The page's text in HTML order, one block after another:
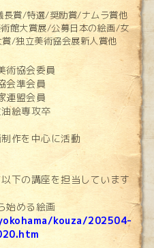
長賞/特選/奨励賞/ナムラ賞他
館大賞展/公募日本の絵画/女
/独立美術協会展新人賞他
術協会委員
会準会員
連盟会員
絵専攻卒
作を中心に活動
下の講座を担当しています
始める絵画
hama/kouza/202504-